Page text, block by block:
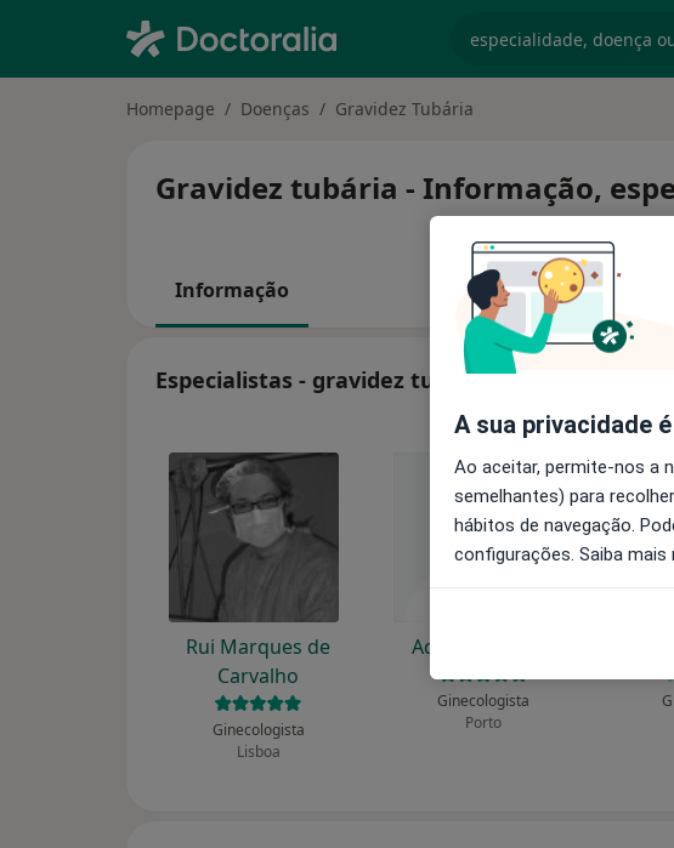
Homepage Doenças Gravidez Tubária
Gravidez tubária - Informação,
Informação
Especialistas - gravidez tubária
Rui Marques de
Carvalho
Ginecologista
Lisboa
Adelaide Justiça
Ginecologista
Porto
A sua privacidade
Ao aceitar, permite-nos a
semelhantes) para
hábitos de navegação.
configurações. Saiba mais